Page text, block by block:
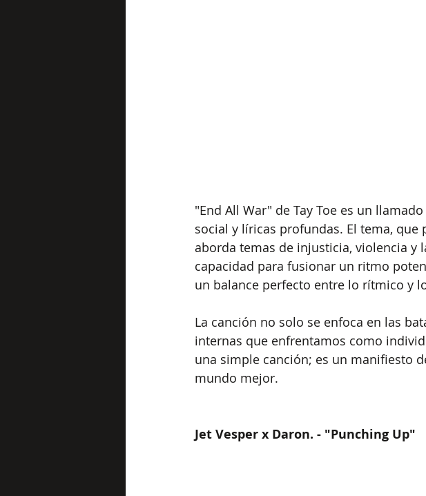
"End All War" de Tay Toe es un
social y líricas profundas. El tema,
aborda temas de injusticia, violencia y
capacidad para fusionar un ritmo
un balance perfecto entre lo rítmico y
La canción no solo se enfoca en las
internas que enfrentamos como
una simple canción; es un manifiesto
mundo mejor.
Jet Vesper x Daron. - "Punching Up"